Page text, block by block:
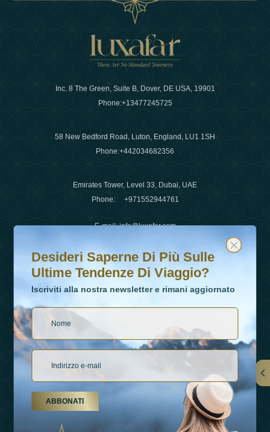
Inc. 8 The Green, Suite B, Dover, DE USA, 19901
Phone:+13477245725
58 New Bedford Road, Luton, England, LU1 1SH
Phone:+442034682356
Emirates Tower, Level 33, Dubai, UAE
Phone: +971552944761
E-mail:info@luxafar.com
WhatsApp No
+442034682356
Collegamenti
Desideri saperne di più sulle ultime tendenze di viaggio?
Iscriviti alla nostra newsletter e rimani aggiornato
Desideri Saperne Di Più Sulle
Ultime Tendenze Di Viaggio?
Iscriviti alla nostra newsletter e rimani aggiornato
ABBONATI